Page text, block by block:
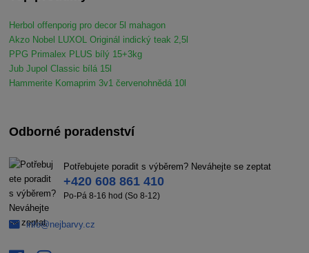
Herbol offenporig pro decor 5l mahagon
Akzo Nobel LUXOL Originál indický teak 2,5l
PPG Primalex PLUS bílý 15+3kg
Jub Jupol Classic bílá 15l
Hammerite Komaprim 3v1 červenohnědá 10l
Odborné poradenství
Potřebujete poradit s výběrem? Neváhejte se zeptat
+420 608 861 410
Po-Pá 8-16 hod (So 8-12)
info@nejbarvy.cz